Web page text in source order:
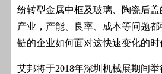
纷转型金属中框及玻璃、陶瓷后
产业，产能、良率、成本等问题
链的企业如何面对这快速变化的时
艾邦将于2018年深圳机械展期间